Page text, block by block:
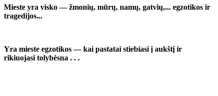
Mieste yra visko — žmonių, mūrų, namų, gatvių,... egzotikos ir
tragedijos...
Yra mieste egzotikos — kai pastatai stiebiasi į aukštį ir
rikiuojasi tolybėsna . . .